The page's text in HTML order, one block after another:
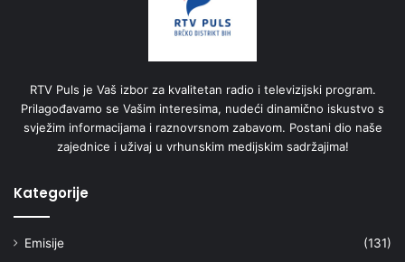
RTV Puls je Vaš izbor za kvalitetan radio i televizijski program.
Prilagođavamo se Vašim interesima, nudeći dinamično iskustvo s
svježim informacijama i raznovrsnom zabavom. Postani dio naše
zajednice i uživaj u vrhunskim medijskim sadržajima!
Kategorije
Emisije
(131)